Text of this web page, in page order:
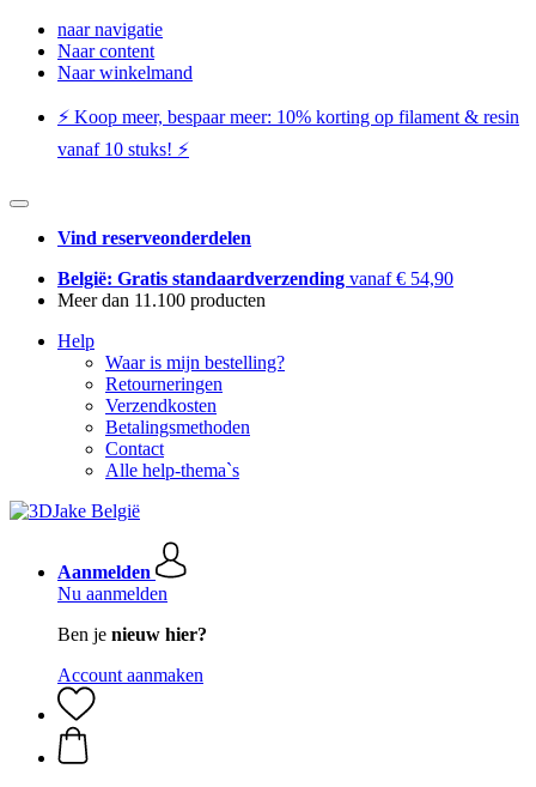
naar navigatie
Naar content
Naar winkelmand
⚡️ Koop meer, bespaar meer: ​​10% korting op filament & resin
vanaf 10 stuks! ⚡️
Vind reserveonderdelen
België: Gratis standaardverzending vanaf € 54,90
Meer dan 11.100 producten
Help
Waar is mijn bestelling?
Retourneringen
Verzendkosten
Betalingsmethoden
Contact
Alle help-thema`s
Aanmelden
Nu aanmelden
Ben je nieuw hier?
Account aanmaken